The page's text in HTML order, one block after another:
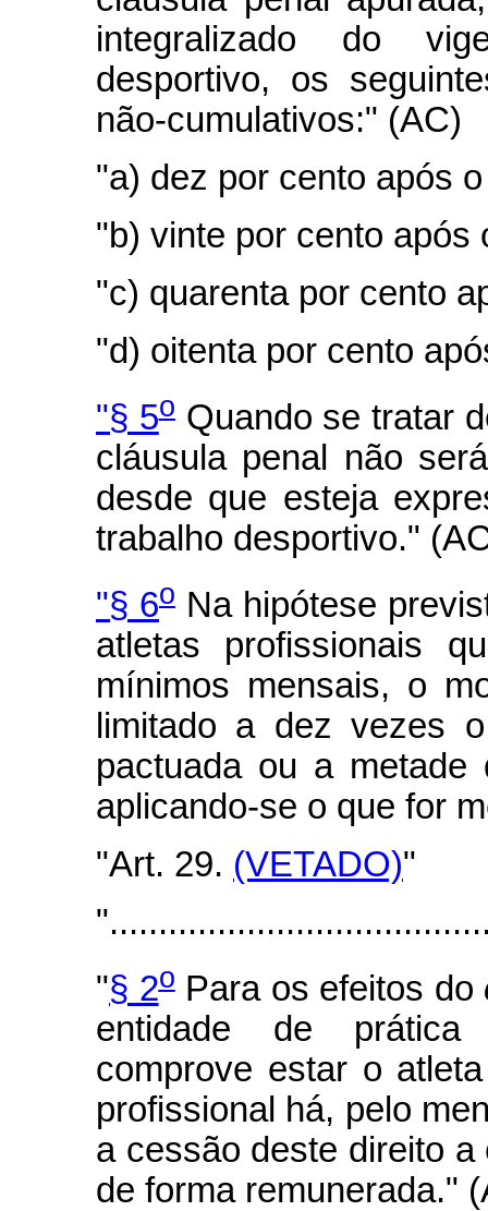
integralizado do
desportivo, os
não-cumulativos:" (AC)
"a) dez por cento após
"b) vinte por cento após
"c) quarenta por cento
"d) oitenta por cento
"§ 5oQuando se tratar
cláusula penal não
desde que esteja
trabalho desportivo."
"§ 6o Na hipótese
atletas profissionais
mínimos mensais, o
limitado a dez vezes
pactuada ou a
aplicando-se o que for
"Art. 29. (VETADO)"
"§ 2oPara os efeitos do
entidade de prática
comprove estar o
profissional há, pelo
a cessão deste direito
de forma remunerada."